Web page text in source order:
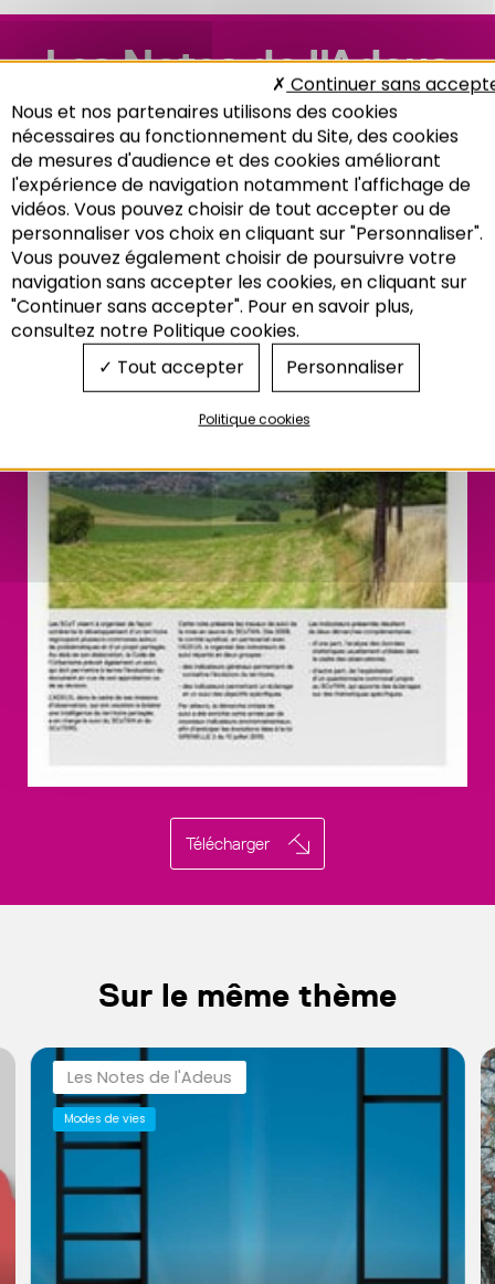
Recherche
Les Notes de l'Adeus
n°52 : Modes de vie
Télécharger
Sur le même thème
Les Notes de l'Adeus
Modes de vies
Nous et nos partenaires utilisons des cookies
nécessaires au fonctionnement du Site, des cookies
de mesures d'audience et des cookies améliorant
l'expérience de navigation notamment l'affichage de
vidéos. Vous pouvez choisir de tout accepter ou de
personnaliser vos choix en cliquant sur "Personnaliser".
Vous pouvez également choisir de poursuivre votre
navigation sans accepter les cookies, en cliquant sur
"Continuer sans accepter". Pour en savoir plus,
consultez notre Politique cookies.
Tout accepter
Continuer sans
Personnaliser
Politique cookies